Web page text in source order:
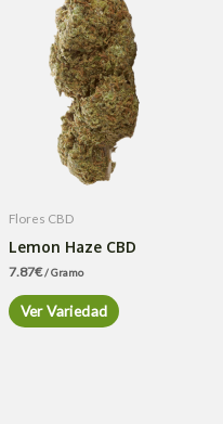
Flores CBD
Lemon Haze CBD
7.87€/ Gramo
Ver Variedad